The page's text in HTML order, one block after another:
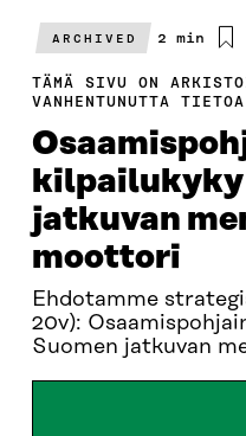
ARCHIVED
Arvioitu
2 min
TÄMÄ SIVU ON
VANHENTUNUTTA TIETOA
kilpailukyky
jatkuvan
moottori
Ehdotamme
20v):
Suomen jatkuvan